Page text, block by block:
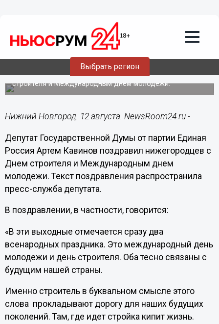
Выбрать регион
День строителя и Международный
день молодежи – праздники,
направленные в будущее, - Кавинов
Депутат Госдумы поздравил нижегородцев с Днем
строителя и Международным днем молодежи.
Нижний Новгород. 12 августа. NewsRoom24.ru -
Депутат Государственной Думы от партии Единая
Россия Артем Кавинов поздравил нижегородцев с
Днем строителя и Международным днем
молодежи. Текст поздравления распространила
пресс-служба депутата.
В поздравлении, в частности, говорится:
«В эти выходные отмечается сразу два
всенародных праздника. Это международный день
молодежи и день строителя. Оба тесно связаны с
будущим нашей страны.
Именно строитель в буквальном смысле этого
слова прокладывают дорогу для наших будущих
поколений. Там, где идет стройка кипит жизнь.